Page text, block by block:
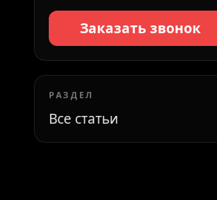
Заказать звонок
РАЗДЕЛ
Все статьи